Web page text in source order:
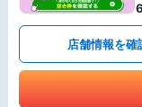
店舗情報を確